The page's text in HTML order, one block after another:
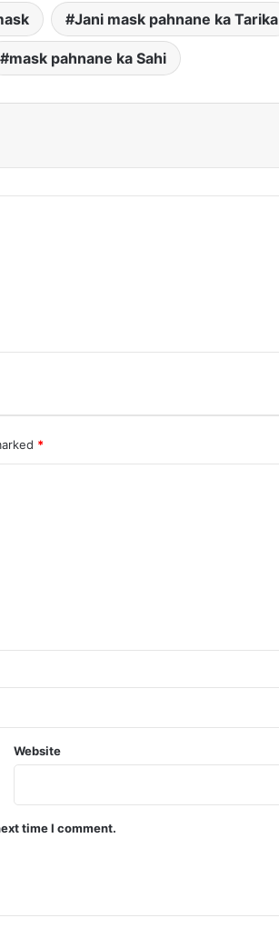
Jani mask pahnane ka Tarika
mask pahnane ka Sahi
*
Website
time I comment.